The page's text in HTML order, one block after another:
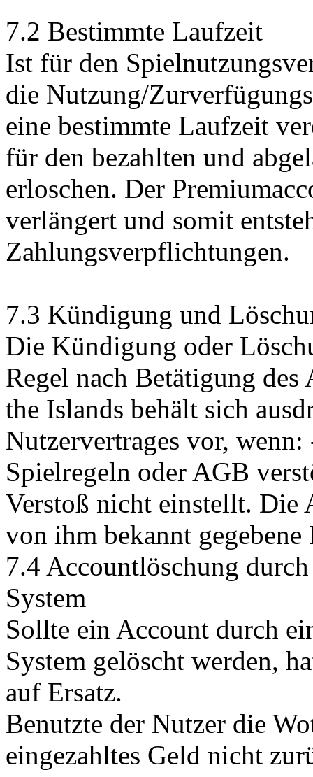
7.2 Bestimmte Laufzeit
Ist für den
die Nutzung/
eine bestimmte Laufzeit
für den bezahlten und
erloschen. Der
verlängert und somit
Zahlungsverpflichtungen.
7.3 Kündigung und
Die Kündigung oder
Regel nach Betätigung
the Islands behält sich
Nutzervertrages vor,
Spielregeln oder AGB
Verstoß nicht einstellt. Die
von ihm bekannt
7.4 Accountlöschung
System
Sollte ein Account durch
System gelöscht werden,
auf Ersatz.
Benutzte der Nutzer die
eingezahltes Geld nicht